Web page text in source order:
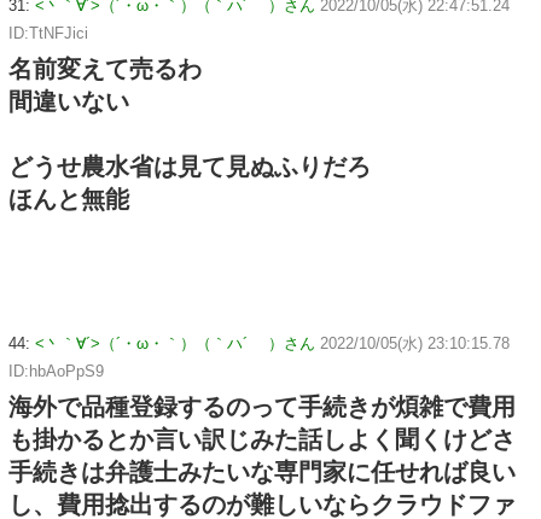
31: <丶｀∀´>（´・ω・｀）（｀ハ´ ）さん 2022/10/05(水) 22:47:51.24
ID:TtNFJici
名前変えて売るわ
間違いない
どうせ農水省は見て見ぬふりだろ
ほんと無能
44: <丶｀∀´>（´・ω・｀）（｀ハ´ ）さん 2022/10/05(水) 23:10:15.78
ID:hbAoPpS9
海外で品種登録するのって手続きが煩雑で費用
も掛かるとか言い訳じみた話しよく聞くけどさ
手続きは弁護士みたいな専門家に任せれば良い
し、費用捻出するのが難しいならクラウドファ